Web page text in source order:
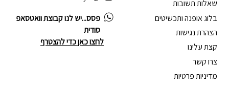
שאלות תשובות
בלוג אופנה ותכשיטים
הצהרת נגישות
קצת עלינו
צרו קשר
מדיניות פרטיות
פסס...יש לנו קבוצת וואטסאפ
סודית
לחצו כאן כדי להצטרף